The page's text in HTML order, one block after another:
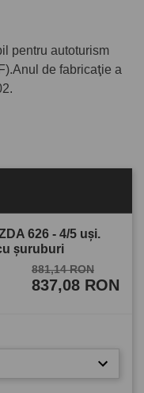
pentru autoturism
de fabricaţie a
626 - 4/5 uşi.
şuruburi
881,14 RON
837,08 RON